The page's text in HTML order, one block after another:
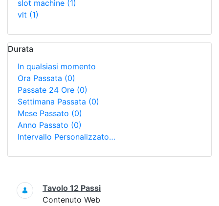
slot machine (1)
vlt (1)
Durata
In qualsiasi momento
Ora Passata (0)
Passate 24 Ore (0)
Settimana Passata (0)
Mese Passato (0)
Anno Passato (0)
Intervallo Personalizzato…
Ricerca
Tavolo 12 Passi
Contenuto Web